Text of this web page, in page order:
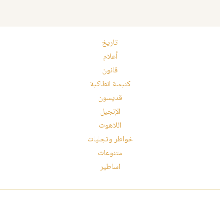
تاريخ
أعلام
قانون
كنيسة انطاكية
قديسون
الإنجيل
اللاهوت
خواطر وتجليات
متنوعات
اساطير